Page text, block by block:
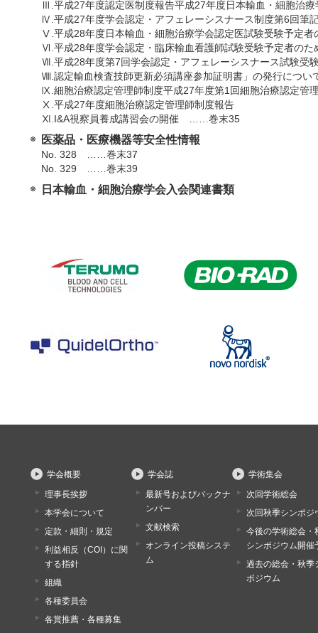
Ⅲ.平成27年度認定医制度報告平成27年度日本輸血・細胞
Ⅳ.平成27年度学会認定・アフェレーシスナース制度第6回
Ⅴ.平成28年度日本輸血・細胞治療学会認定医試験受験予
Ⅵ.平成28年度学会認定・臨床輸血看護師試験受験予定者
Ⅶ.平成28年度第7回学会認定・アフェレーシスナース試験
Ⅷ.認定輸血検査技師更新必須講座参加証明書」の発行につ
Ⅸ.細胞治療認定管理師制度平成27年度第1回細胞治療認定
Ⅹ.平成27年度細胞治療認定管理師制度報告
Ⅺ.I&A視察員養成講習会の開催 ……巻末35
医薬品・医療機器等安全性情報
No. 328 ……巻末37
No. 329 ……巻末39
日本輸血・細胞治療学会入会関連書類
学会概要
理事長挨拶
本学会について
定款・細則・規定
利益相反（COI）に関
する指針
組織
各種委員会
各賞推薦・各種募集
学会誌
最新号およびバックナ
ンバー
文献検索
オンライン投稿システ
ム
学術集会
次回学術総会
次回秋季シンポジ
今後の学術総会・
シンポジウム開催
過去の総会・秋季
ポジウム